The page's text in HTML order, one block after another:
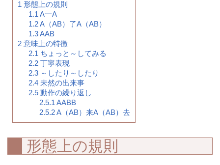
1 形態上の規則
1.1 A一A
1.2A（AB）了A（AB）
1.3AAB
2 意味上の特徴
2.1 ちょっと～してみる
2.2丁寧表現
2.3～したり～したり
2.4未然の出来事
2.5動作の繰り返し
2.5.1 AABB
2.5.2A（AB）来A（AB）去
形態上の規則